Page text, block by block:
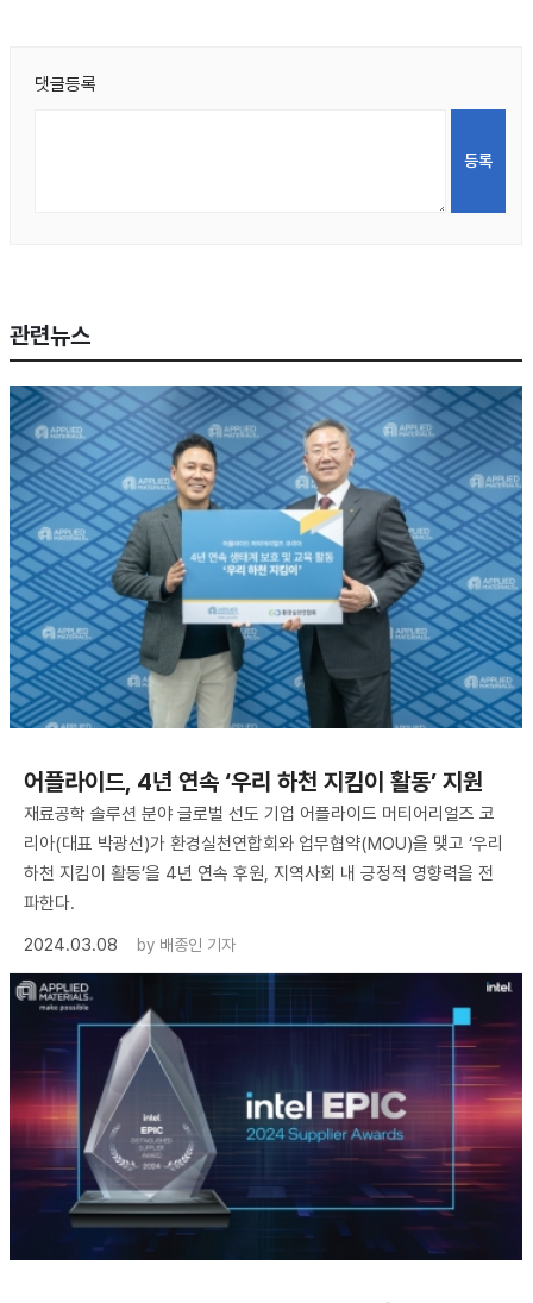
댓글등록
관련뉴스
어플라이드, 4년 연속 ‘우리 하천 지킴이 활동’ 지원
재료공학 솔루션 분야 글로벌 선도 기업 어플라이드 머티어리얼즈 코
리아(대표 박광선)가 환경실천연합회와 업무협약(MOU)을 맺고 ‘우리
하천 지킴이 활동’을 4년 연속 후원, 지역사회 내 긍정적 영향력을 전
파한다.
2024.03.08
by 배종인 기자